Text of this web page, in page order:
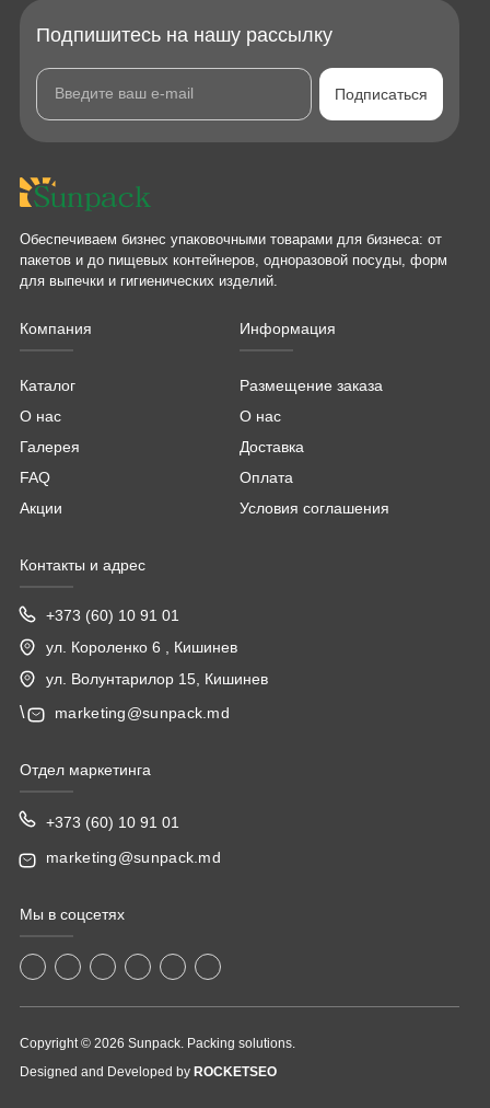
Подпишитесь на нашу рассылку
Подписаться
Обеспечиваем бизнес упаковочными товарами для бизнеса: от
пакетов и до пищевых контейнеров, одноразовой посуды, форм
для выпечки и гигиенических изделий.
Компания
Каталог
О нас
Галерея
FAQ
Акции
Информация
Размещение заказа
О нас
Доставка
Оплата
Условия соглашения
Контакты и адрес
+373 (60) 10 91 01
ул. Короленко 6 , Кишинев
ул. Волунтарилор 15, Кишинев
\ marketing@sunpack.md
Отдел маркетинга
+373 (60) 10 91 01
marketing@sunpack.md
Мы в соцсетях
Copyright © 2026 Sunpack. Packing solutions.
Designed and Developed by ROCKETSEO